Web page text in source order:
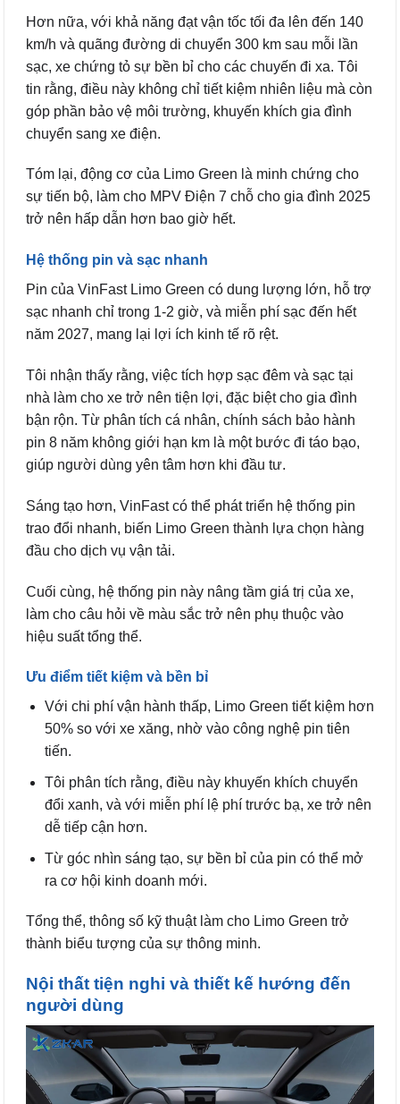
Hơn nữa, với khả năng đạt vận tốc tối đa lên đến 140
km/h và quãng đường di chuyển 300 km sau mỗi lần
sạc, xe chứng tỏ sự bền bỉ cho các chuyến đi xa. Tôi
tin rằng, điều này không chỉ tiết kiệm nhiên liệu mà còn
góp phần bảo vệ môi trường, khuyến khích gia đình
chuyển sang xe điện.
Tóm lại, động cơ của Limo Green là minh chứng cho
sự tiến bộ, làm cho MPV Điện 7 chỗ cho gia đình 2025
trở nên hấp dẫn hơn bao giờ hết.
Hệ thống pin và sạc nhanh
Pin của VinFast Limo Green có dung lượng lớn, hỗ trợ
sạc nhanh chỉ trong 1-2 giờ, và miễn phí sạc đến hết
năm 2027, mang lại lợi ích kinh tế rõ rệt.
Tôi nhận thấy rằng, việc tích hợp sạc đêm và sạc tại
nhà làm cho xe trở nên tiện lợi, đặc biệt cho gia đình
bận rộn. Từ phân tích cá nhân, chính sách bảo hành
pin 8 năm không giới hạn km là một bước đi táo bạo,
giúp người dùng yên tâm hơn khi đầu tư.
Sáng tạo hơn, VinFast có thể phát triển hệ thống pin
trao đổi nhanh, biến Limo Green thành lựa chọn hàng
đầu cho dịch vụ vận tải.
Cuối cùng, hệ thống pin này nâng tầm giá trị của xe,
làm cho câu hỏi về màu sắc trở nên phụ thuộc vào
hiệu suất tổng thể.
Ưu điểm tiết kiệm và bền bỉ
Với chi phí vận hành thấp, Limo Green tiết kiệm hơn
50% so với xe xăng, nhờ vào công nghệ pin tiên
tiến.
Tôi phân tích rằng, điều này khuyến khích chuyển
đổi xanh, và với miễn phí lệ phí trước bạ, xe trở nên
dễ tiếp cận hơn.
Từ góc nhìn sáng tạo, sự bền bỉ của pin có thể mở
ra cơ hội kinh doanh mới.
Tổng thể, thông số kỹ thuật làm cho Limo Green trở
thành biểu tượng của sự thông minh.
Nội thất tiện nghi và thiết kế hướng đến
người dùng